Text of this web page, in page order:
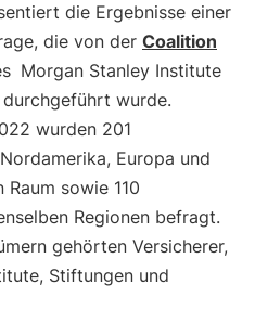
die Ergebnisse einer
die von der Coalition
Morgan Stanley Institute
durchgeführt wurde.
wurden 201
Europa und
sowie 110
Regionen befragt.
gehörten Versicherer,
Stiftungen und